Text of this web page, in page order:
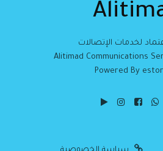
لخدمات الإتصالات
Alitimad Communications
Powered By